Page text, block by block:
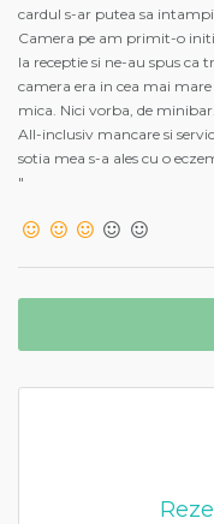
cardul s-ar putea sa
Camera pe am primit-o
la receptie si ne-au spus ca
camera era in cea mai
mica. Nici vorba, de minibar.
All-inclusiv mancare si
sotia mea s-a ales cu o
"